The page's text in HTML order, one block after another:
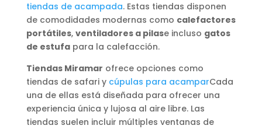
tiendas de acampada. Estas tiendas disponen
de comodidades modernas como calefactores
portátiles, ventiladores a pilase incluso gatos
de estufapara la calefacción.
Tiendas Miramar ofrece opciones como
tiendas de safari y cúpulas para acamparCada
una de ellas está diseñada para ofrecer una
experiencia única y lujosa al aire libre. Las
tiendas suelen incluir múltiples ventanas de